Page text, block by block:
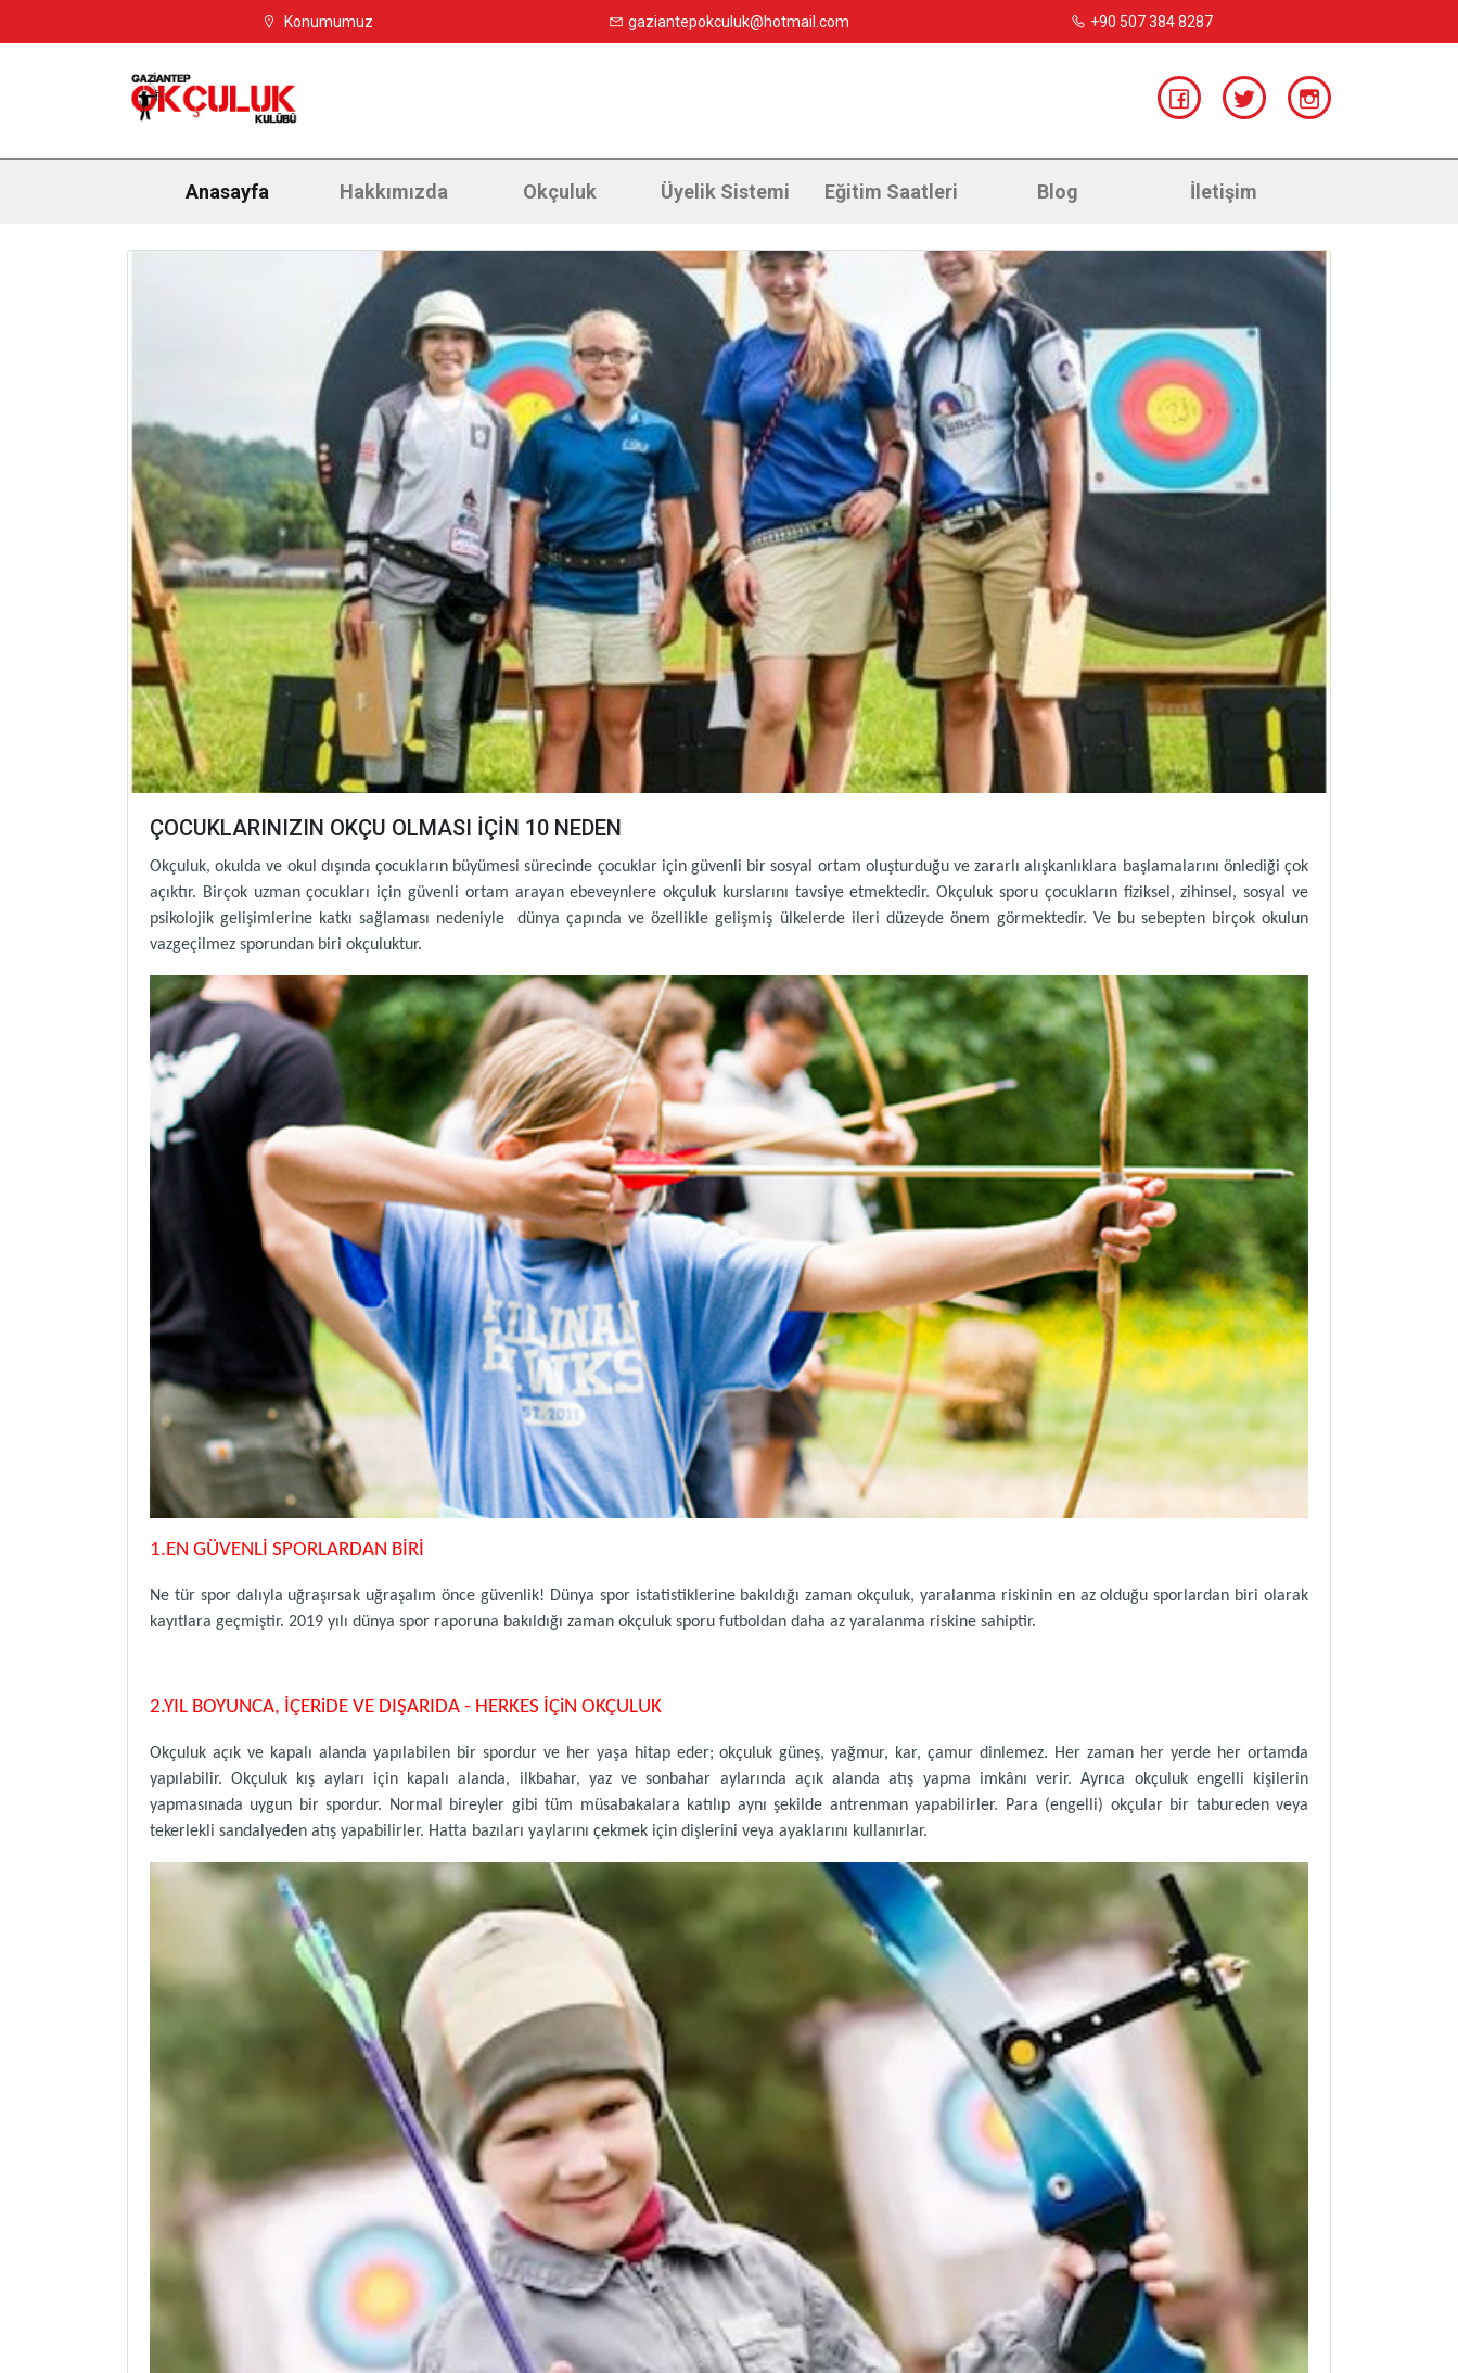
Konumumuz gaziantepokculuk@hotmail.com +90 507 384 8287
Anasayfa Hakkımızda Okçuluk Üyelik Sistemi Eğitim Saatleri Blog İletişim
ÇOCUKLARINIZIN OKÇU OLMASI İÇİN 10 NEDEN
Okçuluk, okulda ve okul dışında çocukların büyümesi sürecinde çocuklar için güvenli bir sosyal ortam oluşturduğu ve zararlı alışkanlıklara başlamalarını önlediği çok
açıktır. Birçok uzman çocukları için güvenli ortam arayan ebeveynlere okçuluk kurslarını tavsiye etmektedir. Okçuluk sporu çocukların fiziksel, zihinsel, sosyal ve
psikolojik gelişimlerine katkı sağlaması nedeniyle dünya çapında ve özellikle gelişmiş ülkelerde ileri düzeyde önem görmektedir. Ve bu sebepten birçok okulun
vazgeçilmez sporundan biri okçuluktur.
1.EN GÜVENLİ SPORLARDAN BİRİ
Ne tür spor dalıyla uğraşırsak uğraşalım önce güvenlik! Dünya spor istatistiklerine bakıldığı zaman okçuluk, yaralanma riskinin en az olduğu sporlardan biri olarak
kayıtlara geçmiştir. 2019 yılı dünya spor raporuna bakıldığı zaman okçuluk sporu futboldan daha az yaralanma riskine sahiptir.
2.YIL BOYUNCA, İÇERiDE VE DIŞARIDA - HERKES İÇiN OKÇULUK
Okçuluk açık ve kapalı alanda yapılabilen bir spordur ve her yaşa hitap eder; okçuluk güneş, yağmur, kar, çamur dinlemez. Her zaman her yerde her ortamda
yapılabilir. Okçuluk kış ayları için kapalı alanda, ilkbahar, yaz ve sonbahar aylarında açık alanda atış yapma imkânı verir. Ayrıca okçuluk engelli kişilerin
yapmasınada uygun bir spordur. Normal bireyler gibi tüm müsabakalara katılıp aynı şekilde antrenman yapabilirler. Para (engelli) okçular bir tabureden veya
tekerlekli sandalyeden atış yapabilirler. Hatta bazıları yaylarını çekmek için dişlerini veya ayaklarını kullanırlar.